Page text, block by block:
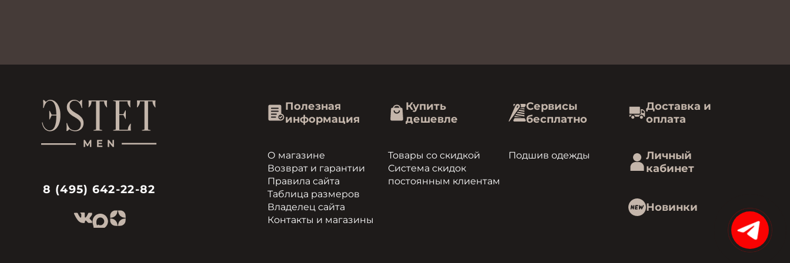
8 (495) 642-22-82
Полезная
информация
О магазине
Возврат и гарантии
Правила сайта
Таблица размеров
Владелец сайта
Контакты и магазины
Купить
дешевле
Товары со скидкой
Система скидок
постоянным клиентам
Сервисы
бесплатно
Подшив одежды
Доставка и
оплата
Личный
кабинет
Новинки